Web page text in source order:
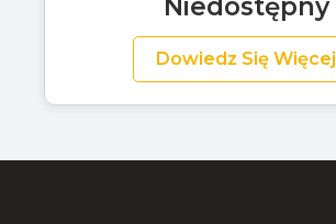
Niedostępny
Dowiedz Się Więcej